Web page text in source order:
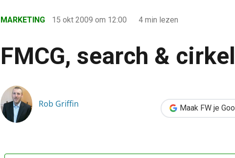
›
FMCG, search & cirkelredenaties
MARKETING 15 okt 2009 om 12:00 4 min lezen
FMCG, search &
Rob Griffin Maak FW je